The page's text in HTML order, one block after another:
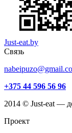
Just-eat.by
Связь
+375 44 596 56 96
2014 © Just-eat —
Проект